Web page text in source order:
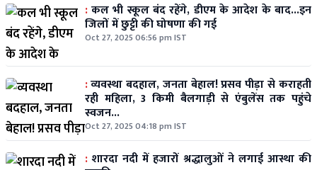
:कल भी स्कूल बंद रहेंगे, डीएम के आदेश के बाद...इन
जिलों में छुट्टी की घोषणा की गई
Oct 27, 2025 06:56 pm IST
:व्यवस्था बदहाल, जनता बेहाल! प्रसव पीड़ा से कराहती
रही महिला, 3 किमी बैलगाड़ी से एंबुलेंस तक पहुंचे
स्वजन...
Oct 27, 2025 04:18 pm IST
: शारदा नदी में हजारों श्रद्धालुओं ने लगाई आस्था की